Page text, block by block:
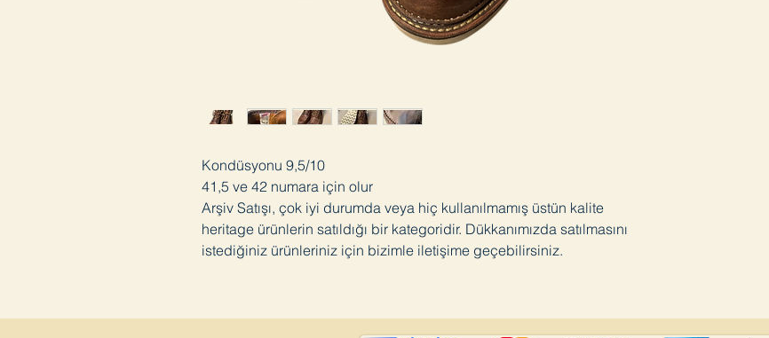
Kondüsyonu 9,5/10
41,5 ve 42 numara için olur
Arşiv Satışı, çok iyi durumda veya hiç kullanılmamış üstün kalite
heritage ürünlerin satıldığı bir kategoridir. Dükkanımızda satılmasını
istediğiniz ürünleriniz için bizimle iletişime geçebilirsiniz.